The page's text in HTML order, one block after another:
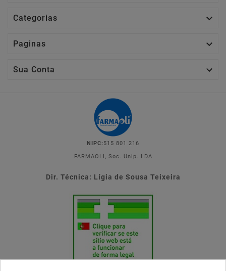
Categorias 
Paginas 
Sua Conta 
NIPC: 515 801 216
FARMAOLI, Soc. Unip. LDA
Dir. Técnica: Lígia de Sousa Teixeira